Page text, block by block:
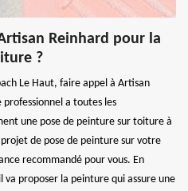
Reinhard pour la
?
Le Haut, faire appel à Artisan
professionnel a toutes les
une pose de peinture sur toiture à
de pose de peinture sur votre
recommandé pour vous. En
proposer la peinture qui assure une